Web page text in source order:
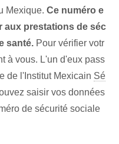
Mexique. Ce numéro e
aux prestations de séc
santé. Pour vérifier⁤ votr
à vous. L'un d'eux pass
de l'⁣Institut Mexicain⁤ Sé
saisir vos données
de sécurité sociale